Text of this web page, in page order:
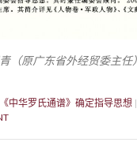
（原广东省外经贸委主
中华罗氏通谱》确定指导思想